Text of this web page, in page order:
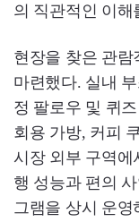
의 직관적인 이해
현장을 찾은 관람
마련했다. 실내
정 팔로우 및 퀴
회용 가방, 커피
시장 외부 구역
행 성능과 편의
그램을 상시 운